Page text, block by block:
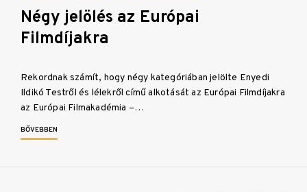
Négy jelölés az Európai
Filmdíjakra
Rekordnak számít, hogy négy kategóriában jelölte Enyedi
Ildikó Testről és lélekről című alkotását az Európai Filmdíjakra
az Európai Filmakadémia –…
BŐVEBBEN